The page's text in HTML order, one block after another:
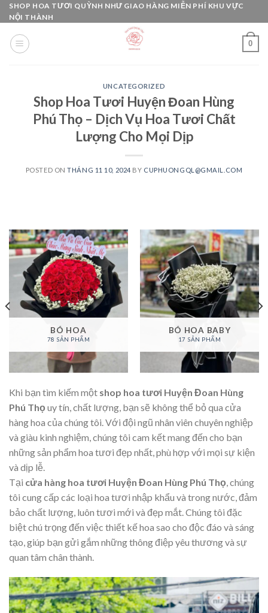
Skip
to
content
SHOP HOA TƯƠI QUỲNH NHƯ GIAO HÀNG MIỄN PHÍ KHU VỰC
NỘI THÀNH
0
UNCATEGORIZED
Shop Hoa Tươi Huyện Đoan Hùng
Phú Thọ – Dịch Vụ Hoa Tươi Chất
Lượng Cho Mọi Dịp
POSTED ONTHÁNG 11 10, 2024 BY CUPHUONGQL@GMAIL.COM
BÓ HOA
78 SẢN PHẨM
BÓ HOA BABY
17 SẢN PHẨM
Khi bạn tìm kiếm một shop hoa tươi Huyện Đoan Hùng
Phú Thọ uy tín, chất lượng, bạn sẽ không thể bỏ qua cửa
hàng hoa của chúng tôi. Với đội ngũ nhân viên chuyên nghiệp
và giàu kinh nghiệm, chúng tôi cam kết mang đến cho bạn
những sản phẩm hoa tươi đẹp nhất, phù hợp với mọi sự kiện
và dịp lễ.
Tại cửa hàng hoa tươi Huyện Đoan Hùng Phú Thọ, chúng
tôi cung cấp các loại hoa tươi nhập khẩu và trong nước, đảm
bảo chất lượng, luôn tươi mới và đẹp mắt. Chúng tôi đặc
biệt chú trọng đến việc thiết kế hoa sao cho độc đáo và sáng
tạo, giúp bạn gửi gắm những thông điệp yêu thương và sự
quan tâm chân thành.